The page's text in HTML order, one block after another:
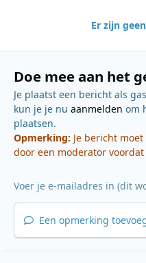
Er zijn
Doe mee aan het
Je plaatst een bericht als
kun je je nu aanmelden om
plaatsen.
Opmerking: Je bericht
door een moderator
Een opmerking